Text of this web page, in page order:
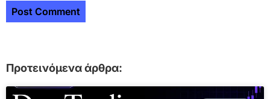
Προτεινόμενα άρθρα: